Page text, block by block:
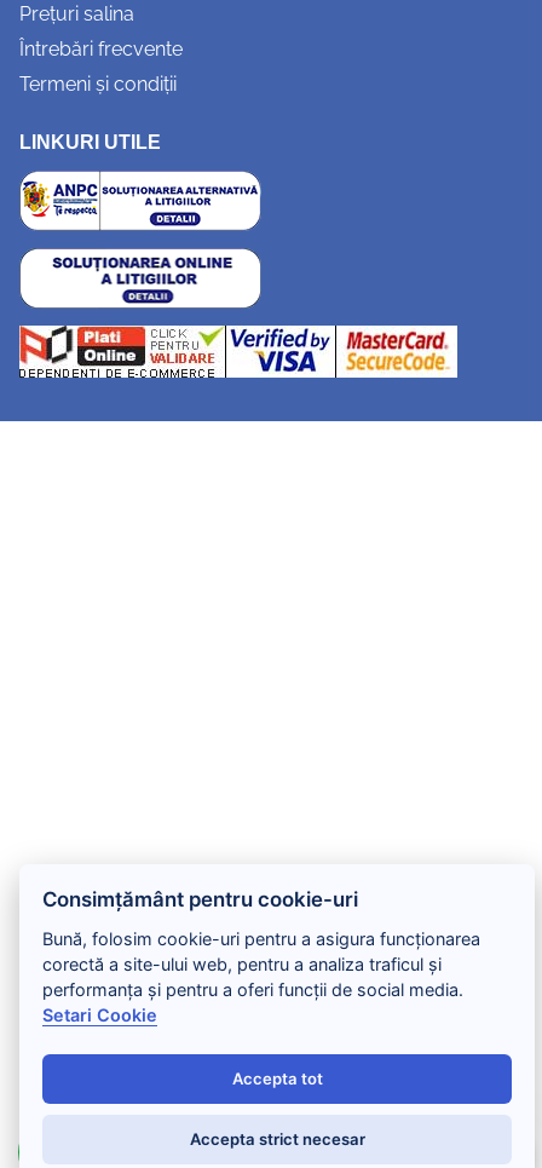
Prețuri salina
Întrebări frecvente
Termeni și condiții
LINKURI UTILE
Consimțământ pentru cookie-uri
Bună, folosim cookie-uri pentru a asigura funcționarea
corectă a site-ului web, pentru a analiza traficul și
performanța și pentru a oferi funcții de social media.
Setari Cookie
Accepta tot
Accepta strict necesar